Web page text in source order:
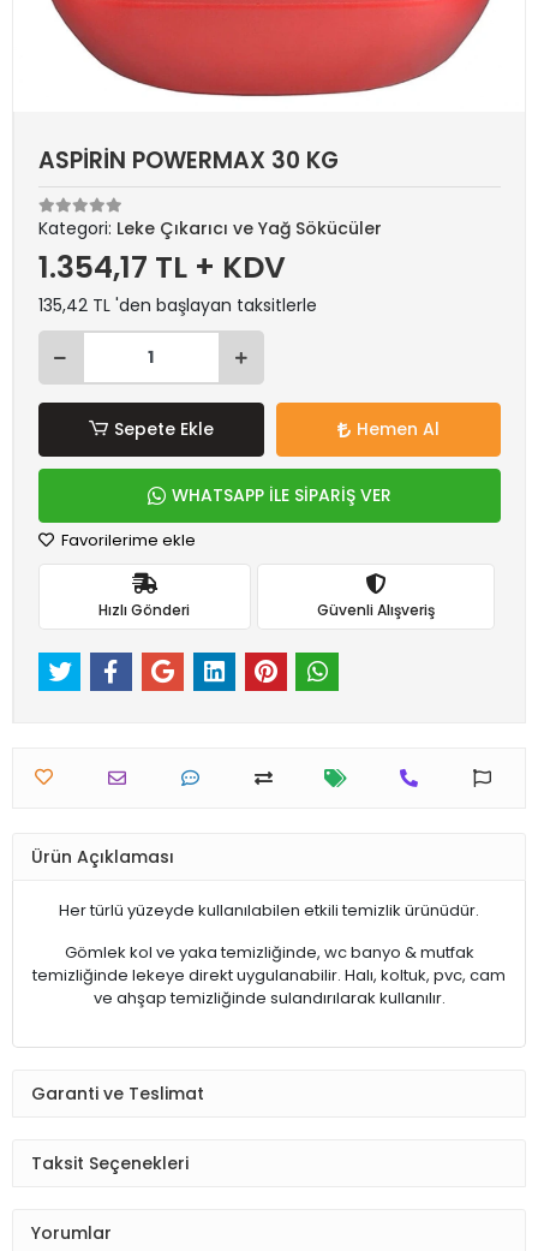
ASPİRİN POWERMAX 30 KG
Kategori: Leke Çıkarıcı ve Yağ Sökücüler
1.354,17 TL + KDV
135,42 TL 'den başlayan taksitlerle
Sepete Ekle Hemen Al
WHATSAPP İLE SİPARİŞ VER
Favorilerime ekle
Hızlı Gönderi Güvenli Alışveriş
Ürün Açıklaması
Her türlü yüzeyde kullanılabilen etkili temizlik ürünüdür.
Gömlek kol ve yaka temizliğinde, wc banyo & mutfak
temizliğinde lekeye direkt uygulanabilir. Halı, koltuk, pvc, cam
ve ahşap temizliğinde sulandırılarak kullanılır.
Garanti ve Teslimat
Taksit Seçenekleri
Yorumlar